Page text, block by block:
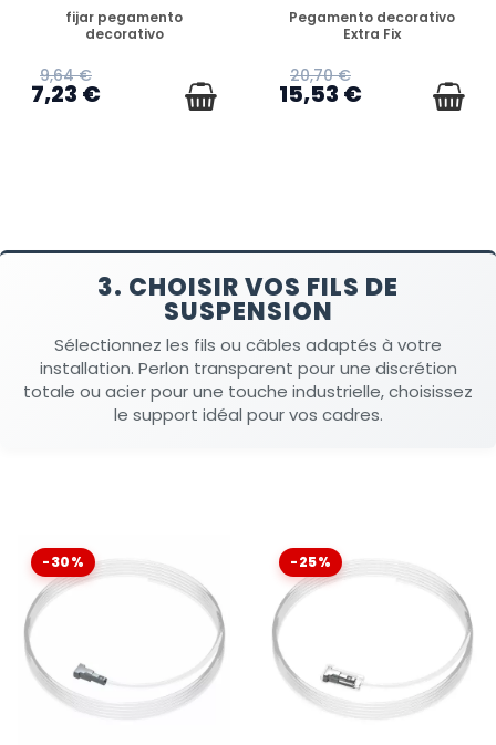
DISPONIBLE
fijar pegamento
decorativo
9,64 €
7,23 €
DISPONIBLE
Pegamento decorativo
Extra Fix
20,70 €
15,53 €
3. CHOISIR VOS FILS DE
SUSPENSION
Sélectionnez les fils ou câbles adaptés à votre
installation. Perlon transparent pour une discrétion
totale ou acier pour une touche industrielle, choisissez
le support idéal pour vos cadres.
-30% -25%